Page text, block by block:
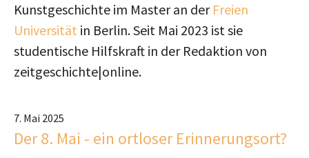
Kunstgeschichte im Master an der Freien
Universität in Berlin. Seit Mai 2023 ist sie
studentische Hilfskraft in der Redaktion von
zeitgeschichte|online.
7. Mai 2025
Der 8. Mai - ein ortloser Erinnerungsort?